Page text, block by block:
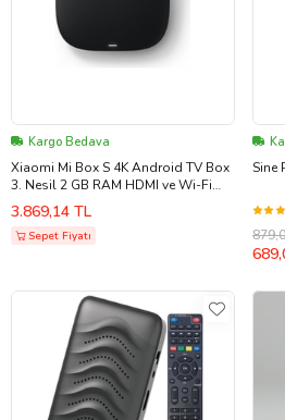
Kargo Bedava
Xiaomi Mi Box S 4K Android TV Box
3. Nesil 2 GB RAM HDMI ve Wi-Fi
Desteği Siyah
3.869,14 TL
Sepet Fiyatı
Sine